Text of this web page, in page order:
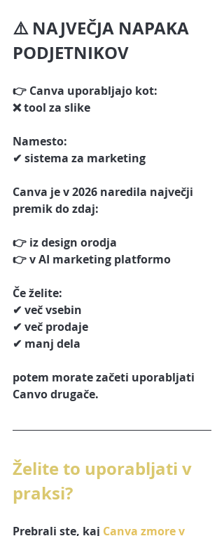
⚠️ NAJVEČJA NAPAKA
PODJETNIKOV
👉 Canva uporabljajo kot:
❌ tool za slike
Namesto:
✔ sistema za marketing
Canva je v 2026 naredila največji
premik do zdaj:
👉 iz design orodja
👉 v AI marketing platformo
Če želite:
✔ več vsebin
✔ več prodaje
✔ manj dela
potem morate začeti uporabljati
Canvo drugače.
Želite to uporabljati v
praksi?
Prebrali ste, kaj Canva zmore v